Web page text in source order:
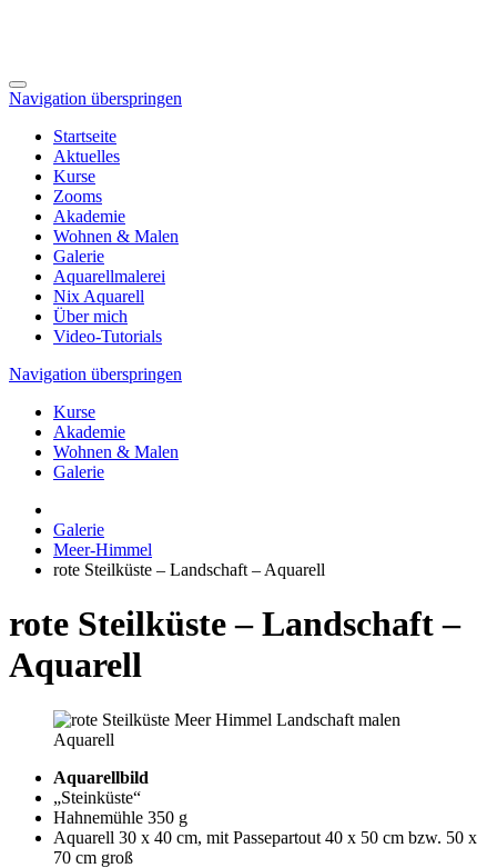
Navigation überspringen
Startseite
Aktuelles
Kurse
Zooms
Akademie
Wohnen & Malen
Galerie
Aquarellmalerei
Nix Aquarell
Über mich
Video-Tutorials
Navigation überspringen
Kurse
Akademie
Wohnen & Malen
Galerie
Galerie
Meer-Himmel
rote Steilküste – Landschaft – Aquarell
rote Steilküste – Landschaft –
Aquarell
Aquarellbild
„Steinküste“
Hahnemühle 350 g
Aquarell 30 x 40 cm, mit Passepartout 40 x 50 cm bzw. 50 x
70 cm groß